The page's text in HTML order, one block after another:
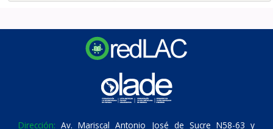
Dirección: Av. Mariscal Antonio José de Sucre N58-63 y